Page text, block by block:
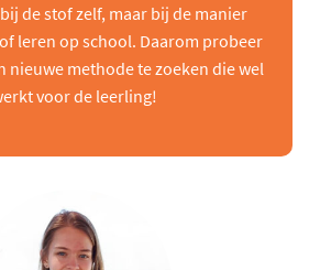
de stof zelf, maar bij de manier
leren op school. Daarom probeer
nieuwe methode te zoeken die wel
voor de leerling!